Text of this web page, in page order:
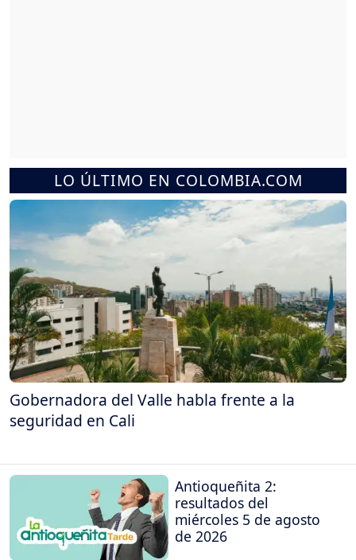
LO ÚLTIMO EN COLOMBIA.COM
Gobernadora del Valle habla frente a la
seguridad en Cali
Antioqueñita 2:
resultados del
miércoles 5 de agosto
de 2026